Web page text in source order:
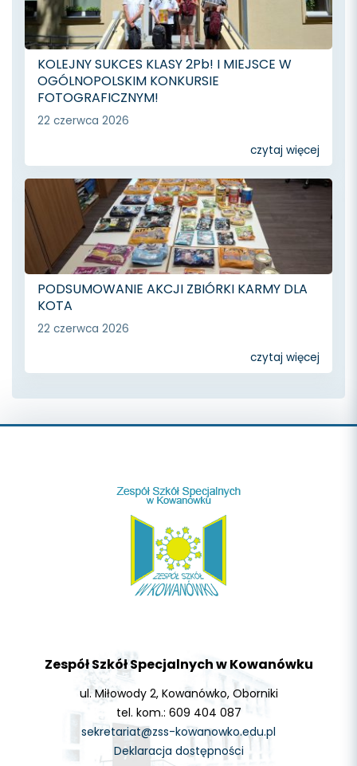
KOLEJNY SUKCES KLASY 2Pb! I MIEJSCE W
OGÓLNOPOLSKIM KONKURSIE
FOTOGRAFICZNYM!
22 czerwca 2026
czytaj więcej
PODSUMOWANIE AKCJI ZBIÓRKI KARMY DLA
KOTA
22 czerwca 2026
czytaj więcej
Zespół Szkół Specjalnych w Kowanówku
ul. Miłowody 2, Kowanówko, Oborniki
tel. kom.: 609 404 087
sekretariat@zss-kowanowko.edu.pl
Deklaracja dostępności